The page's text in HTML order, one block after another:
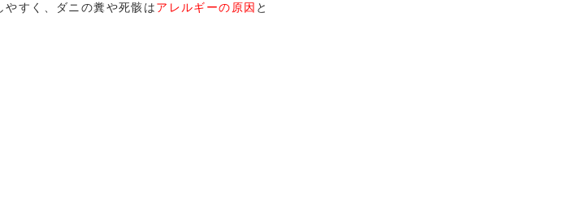
すく、ダニの糞や死骸はアレルギーの原因 と